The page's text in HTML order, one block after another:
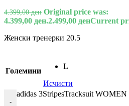
4.399,00ден Original price was:
4.399,00 ден.2.499,00 денCurrent
Женски тренерки 20.5
Големини
L
Исчисти
-
adidas 3StripesTracksuit